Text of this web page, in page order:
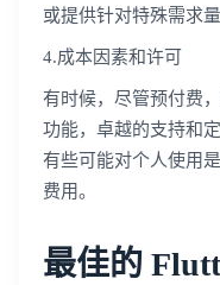
或提供针对特殊需求
4.成本因素和许可
有时候，尽管预付费
功能，卓越的支持和
有些可能对个人使用
费用。
最佳的